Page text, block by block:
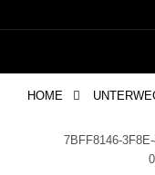
to
HOME
7BFF8146-